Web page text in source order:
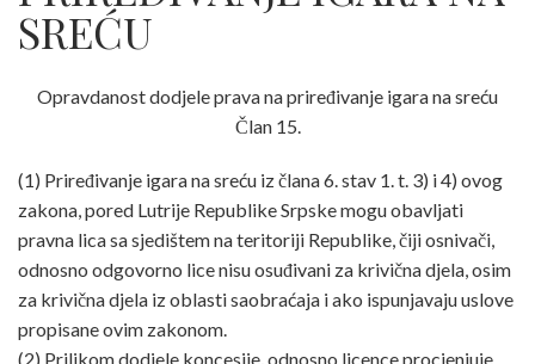
SREĆU
Opravdanost dodjele prava na priređivanje igara na sreću
Član 15.
(1) Priređivanje igara na sreću iz člana 6. stav 1. t. 3) i 4) ovog
zakona, pored Lutrije Republike Srpske mogu obavljati
pravna lica sa sjedištem na teritoriji Republike, čiji osnivači,
odnosno odgovorno lice nisu osuđivani za krivična djela, osim
za krivična djela iz oblasti saobraćaja i ako ispunjavaju uslove
propisane ovim zakonom.
(2) Prilikom dodjele koncesije, odnosno licence procjenjuje